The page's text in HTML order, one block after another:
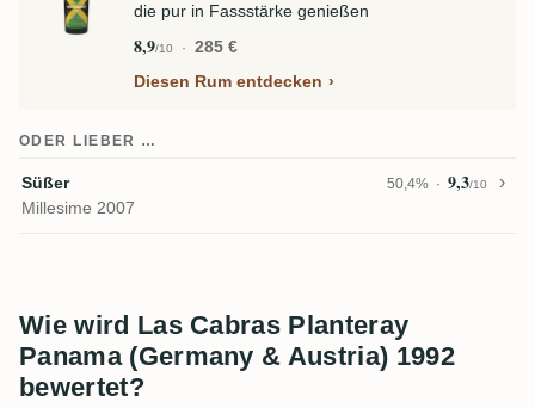
die pur in Fassstärke genießen
8,9/10
285 €
Diesen Rum entdecken
ODER LIEBER …
Süßer 50,4% 9,3/10
Millesime 2007
Wie wird Las Cabras Planteray
Panama (Germany & Austria) 1992
bewertet?